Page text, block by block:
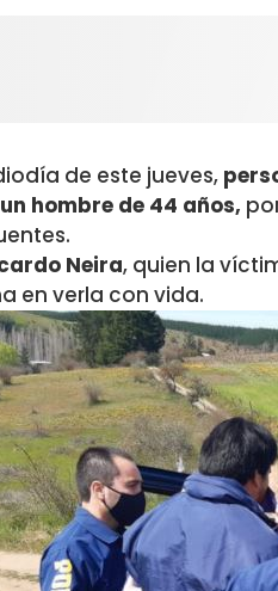
de este jueves,
hombre de 44 años,
Neira, quien la
en verla con vida.